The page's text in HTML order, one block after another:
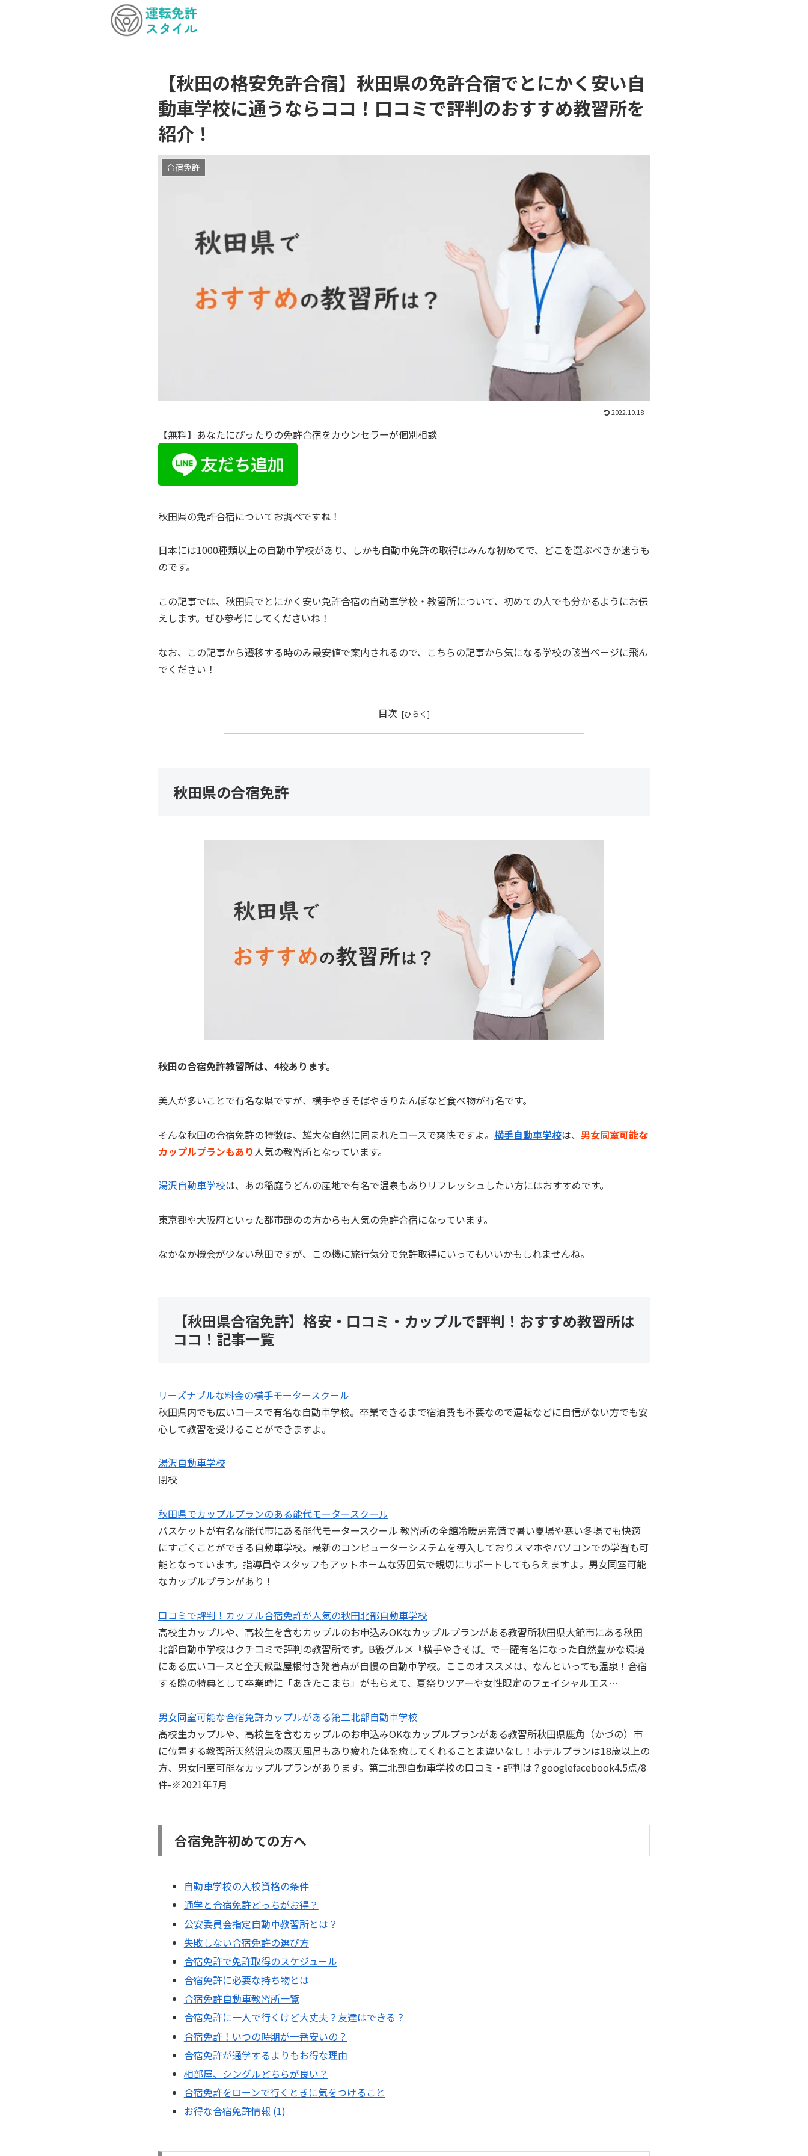
【秋田の格安免許合宿】秋田県の免許合宿でとにかく安い自
動車学校に通うならココ！口コミで評判のおすすめ教習所を
紹介！
合宿免許
2022.10.18
【無料】あなたにぴったりの免許合宿をカウンセラーが個別相談
秋田県の免許合宿についてお調べですね！
日本には1000種類以上の自動車学校があり、しかも自動車免許の取得はみんな初めてで、どこを選ぶべきか迷うも
のです。
この記事では、秋田県でとにかく安い免許合宿の自動車学校・教習所について、初めての人でも分かるようにお伝
えします。ぜひ参考にしてくださいね！
なお、この記事から遷移する時のみ最安値で案内されるので、こちらの記事から気になる学校の該当ページに飛ん
でください！
目次
秋田県の合宿免許
秋田の合宿免許教習所は、4校あります。
美人が多いことで有名な県ですが、横手やきそばやきりたんぽなど食べ物が有名です。
そんな秋田の合宿免許の特徴は、雄大な自然に囲まれたコースで爽快ですよ。 横手自動車学校は、 男女同室可能な
カップルプランもあり 人気の教習所となっています。
湯沢自動車学校は、あの稲庭うどんの産地で有名で温泉もありリフレッシュしたい方にはおすすめです。
東京都や大阪府といった都市部のの方からも人気の免許合宿になっています。
なかなか機会が少ない秋田ですが、この機に旅行気分で免許取得にいってもいいかもしれませんね。
【秋田県合宿免許】格安・口コミ・カップルで評判！おすすめ教習所は
ココ！記事一覧
リーズナブルな料金の横手モータースクール
秋田県内でも広いコースで有名な自動車学校。卒業できるまで宿泊費も不要なので運転などに自信がない方でも安
心して教習を受けることができますよ。
湯沢自動車学校
閉校
秋田県でカップルプランのある能代モータースクール
バスケットが有名な能代市にある能代モータースクール 教習所の全館冷暖房完備で暑い夏場や寒い冬場でも快適
にすごくことができる自動車学校。最新のコンピューターシステムを導入しておりスマホやパソコンでの学習も可
能となっています。指導員やスタッフもアットホームな雰囲気で親切にサポートしてもらえますよ。男女同室可能
なカップルプランがあり！
口コミで評判！カップル合宿免許が人気の秋田北部自動車学校
高校生カップルや、高校生を含むカップルのお申込みOKなカップルプランがある教習所秋田県大館市にある秋田
北部自動車学校はクチコミで評判の教習所です。B級グルメ『横手やきそば』で一躍有名になった自然豊かな環境
にある広いコースと全天候型屋根付き発着点が自慢の自動車学校。ここのオススメは、なんといっても温泉！合宿
する際の特典として卒業時に「あきたこまち」がもらえて、夏祭りツアーや女性限定のフェイシャルエス…
男女同室可能な合宿免許カップルがある第二北部自動車学校
高校生カップルや、高校生を含むカップルのお申込みOKなカップルプランがある教習所秋田県鹿角（かづの）市
に位置する教習所天然温泉の露天風呂もあり疲れた体を癒してくれることま違いなし！ホテルプランは18歳以上の
方、男女同室可能なカップルプランがあります。第二北部自動車学校の口コミ・評判は？googlefacebook4.5点/8
件-※2021年7月
合宿免許初めての方へ
自動車学校の入校資格の条件
通学と合宿免許どっちがお得？
公安委員会指定自動車教習所とは？
失敗しない合宿免許の選び方
合宿免許で免許取得のスケジュール
合宿免許に必要な持ち物とは
合宿免許自動車教習所一覧
合宿免許に一人で行くけど大丈夫？友達はできる？
合宿免許！いつの時期が一番安いの？
合宿免許が通学するよりもお得な理由
相部屋、シングルどちらが良い？
合宿免許をローンで行くときに気をつけること
お得な合宿免許情報 (1)